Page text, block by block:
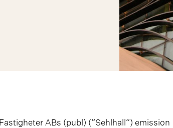
ABs (publ) (”Sehlhall”) emission